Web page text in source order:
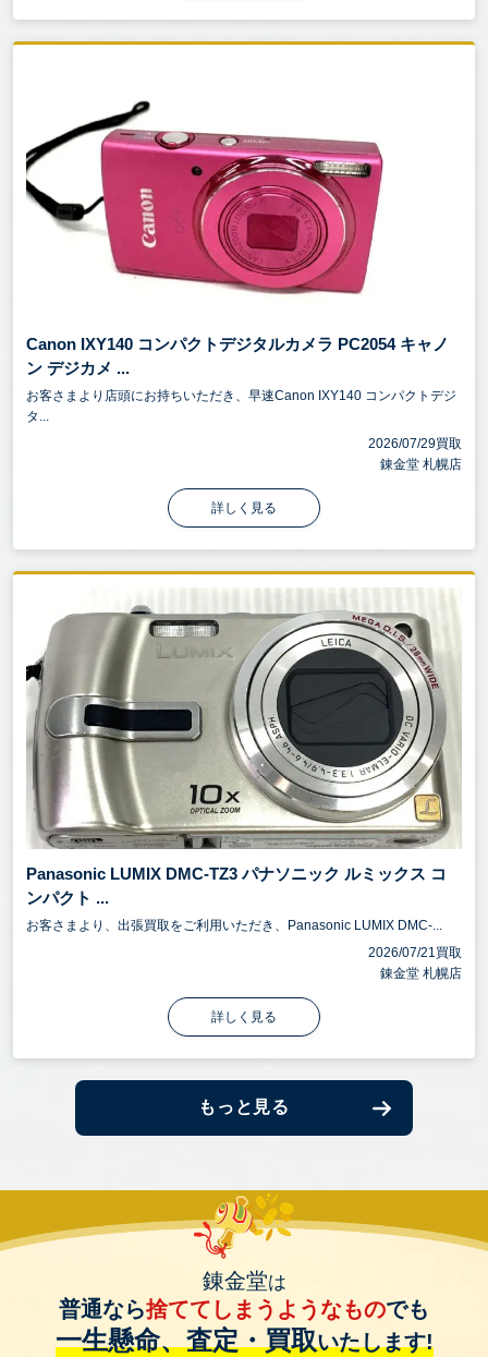
Canon IXY140 コンパクトデジタルカメラ PC2054 キャノ
ン デジカメ ...
お客さまより店頭にお持ちいただき、早速Canon IXY140 コンパクトデジ
タ...
2026/07/29買取
錬金堂 札幌店
詳しく見る
Panasonic LUMIX DMC-TZ3 パナソニック ルミックス コ
ンパクト ...
お客さまより、出張買取をご利用いただき、Panasonic LUMIX DMC-...
2026/07/21買取
錬金堂 札幌店
詳しく見る
もっと見る
錬金堂は
普通なら捨ててしまうようなものでも
一生懸命、査定・買取いたします!